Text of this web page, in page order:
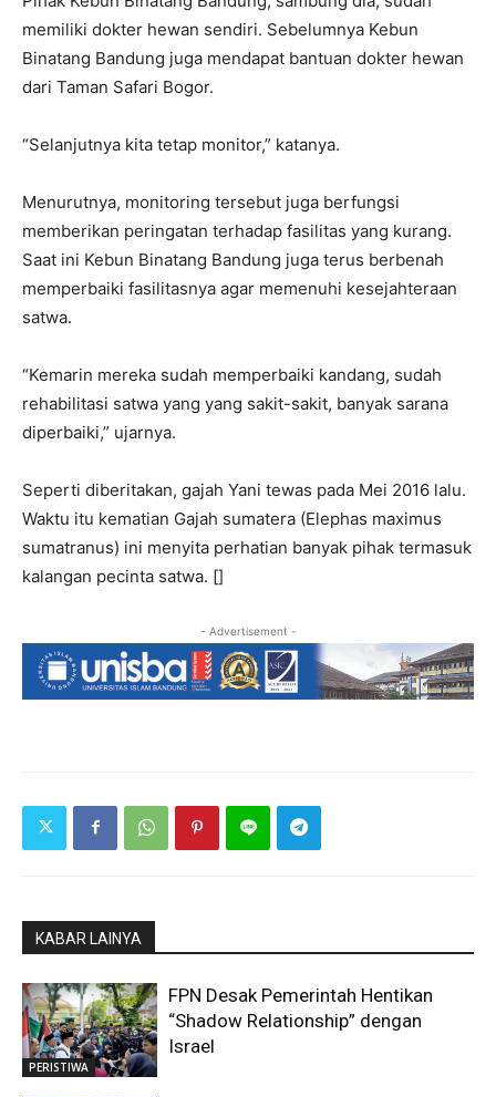
memiliki dokter hewan sendiri. Sebelumnya Kebun
Binatang Bandung juga mendapat bantuan dokter hewan
dari Taman Safari Bogor.
“Selanjutnya kita tetap monitor,” katanya.
Menurutnya, monitoring tersebut juga berfungsi
memberikan peringatan terhadap fasilitas yang kurang.
Saat ini Kebun Binatang Bandung juga terus berbenah
memperbaiki fasilitasnya agar memenuhi kesejahteraan
satwa.
“Kemarin mereka sudah memperbaiki kandang, sudah
rehabilitasi satwa yang yang sakit-sakit, banyak sarana
diperbaiki,” ujarnya.
Seperti diberitakan, gajah Yani tewas pada Mei 2016 lalu.
Waktu itu kematian Gajah sumatera (Elephas maximus
sumatranus) ini menyita perhatian banyak pihak termasuk
kalangan pecinta satwa. []
- Advertisement -
KABAR LAINYA
PERISTIWA
FPN Desak Pemerintah Hentikan
“Shadow Relationship” dengan
Israel